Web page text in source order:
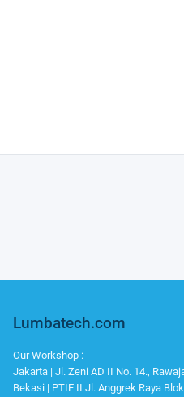
Lumbatech.com
Our Workshop :
Jakarta | Jl. Zeni AD II No. 14.,
Bekasi | PTIE II Jl. Anggrek Raya